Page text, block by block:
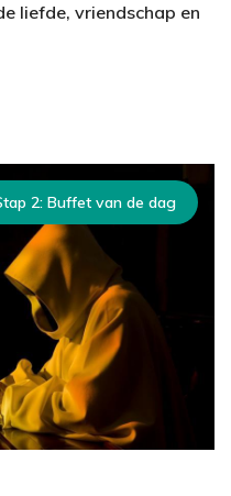
liefde, vriendschap en
2: Buffet van de dag